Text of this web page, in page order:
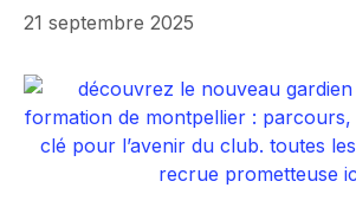
21 septembre 2025